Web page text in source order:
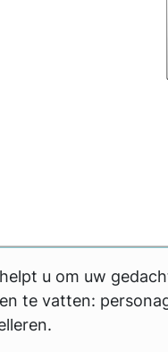
u om uw
te vatten: